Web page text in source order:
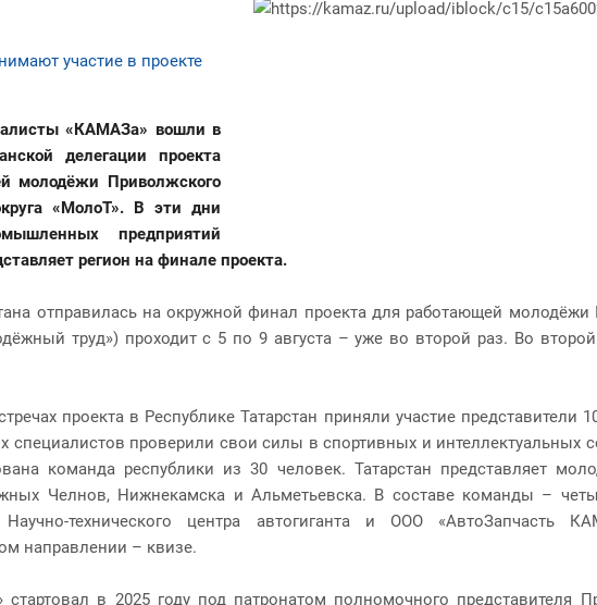
участие в проекте
«КАМАЗа» вошли в
делегации проекта
молодёжи Приволжского
«МолоТ». В эти дни
предприятий
регион на финале проекта.
отправилась на окружной финал проекта для работающей
труд») проходит с 5 по 9 августа – уже во второй раз. Во
проекта в Республике Татарстан приняли участие представители
специалистов проверили свои силы в спортивных и интеллектуальных
команда республики из 30 человек. Татарстан представляет
Челнов, Нижнекамска и Альметьевска. В составе команды –
Научно-технического центра автогиганта и ООО «АвтоЗапчасть
направлении – квизе.
стартовал в 2025 году под патронатом полномочного представителя